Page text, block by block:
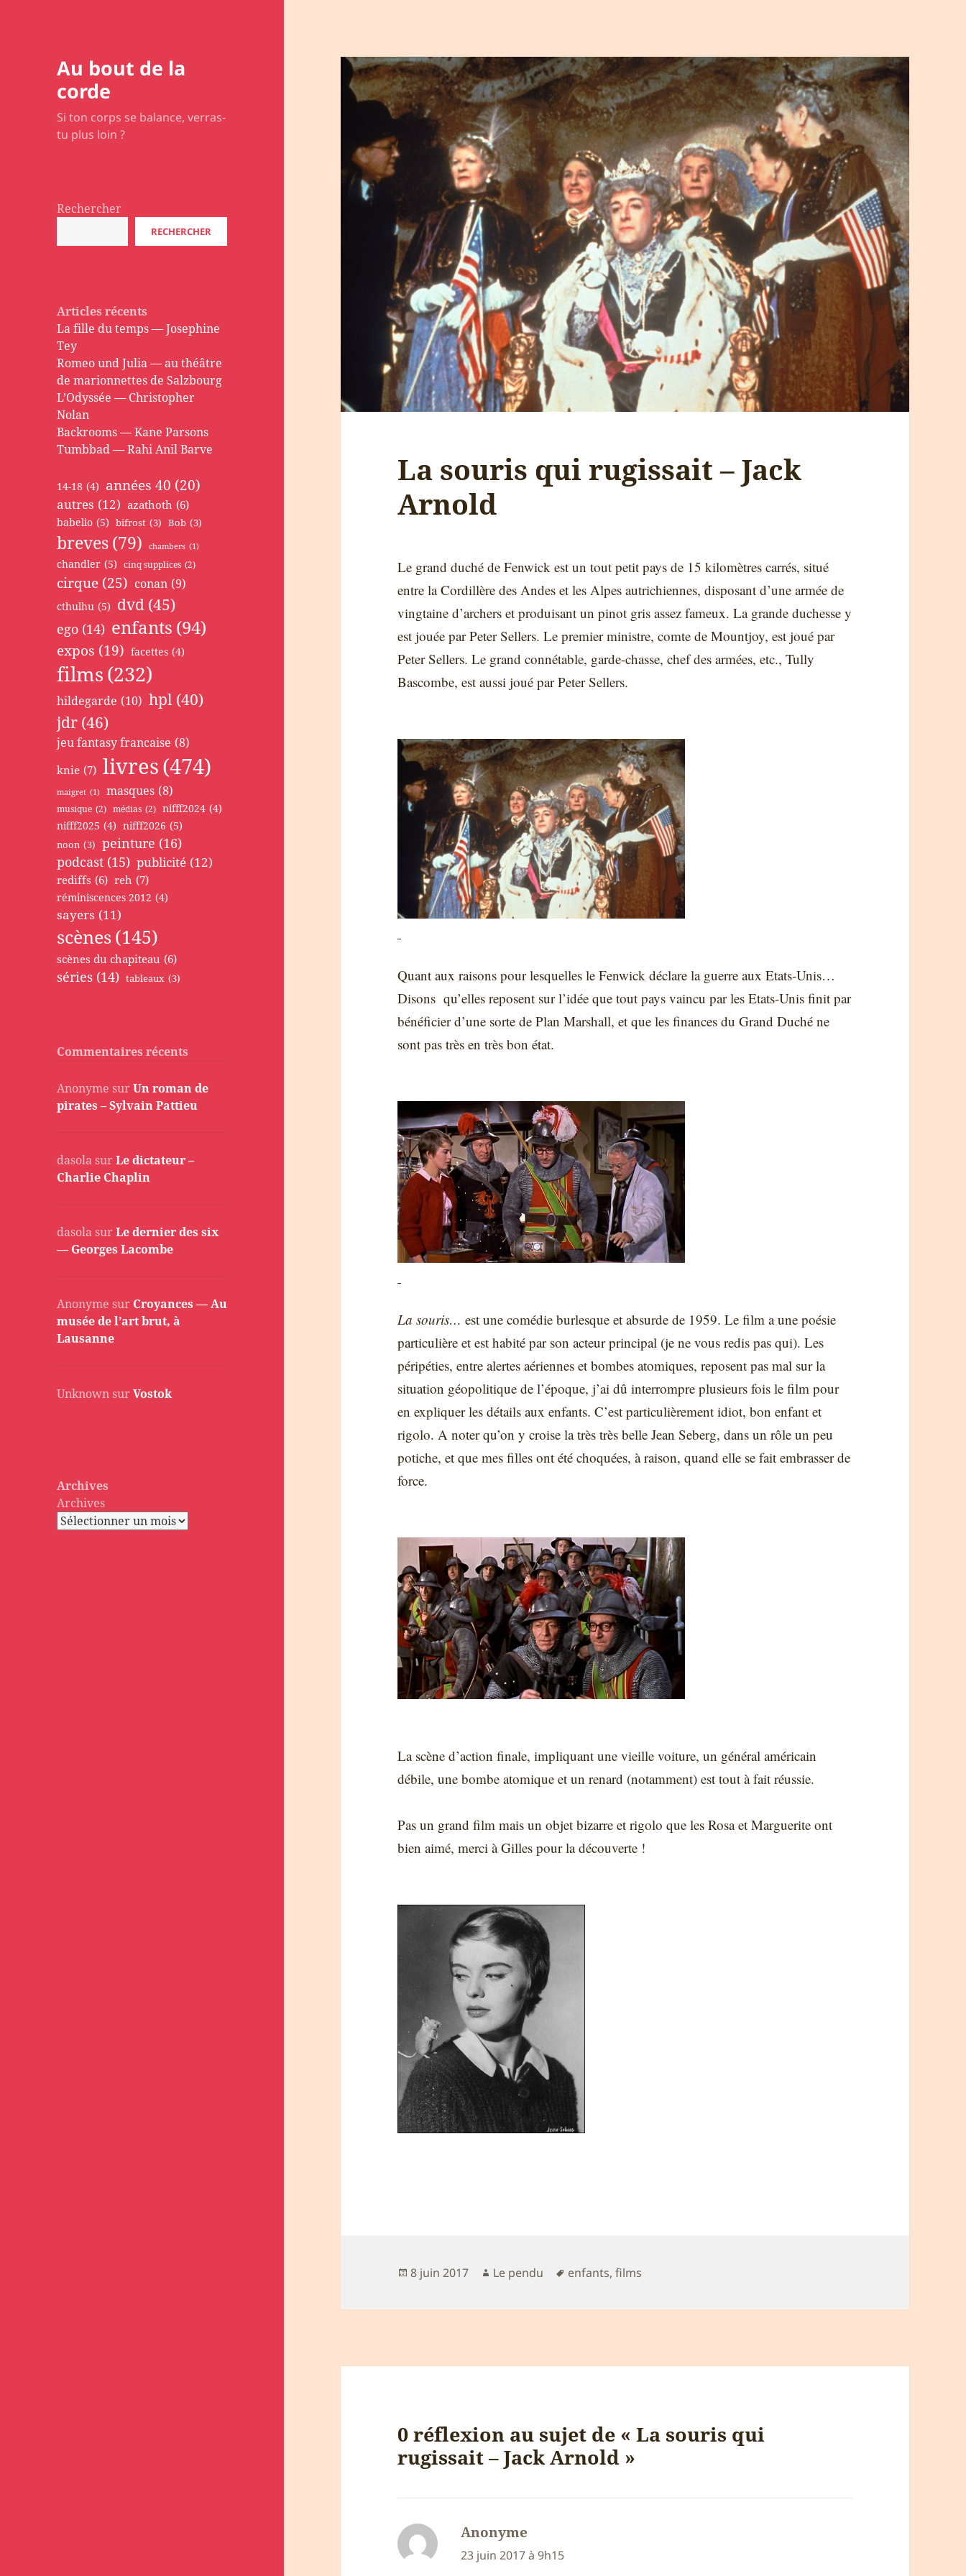
Au bout de la
corde
Si ton corps se balance, verras-
tu plus loin ?
Rechercher
RECHERCHER
Articles récents
La fille du temps — Josephine
Tey
Romeo und Julia — au théâtre
de marionnettes de Salzbourg
L’Odyssée — Christopher
Nolan
Backrooms — Kane Parsons
Tumbbad — Rahi Anil Barve
14-18 (4) années 40 (20)
autres (12) azathoth (6)
babelio (5) bifrost (3) Bob (3)
breves(79) chambers (1)
chandler (5) cinq supplices (2)
cirque (25) conan (9)
cthulhu (5) dvd (45)
ego (14) enfants (94)
expos (19) facettes (4)
films(232)
hildegarde (10) hpl (40)
jdr (46)
jeu fantasy francaise (8)
knie (7) livres(474)
maigret (1) masques (8)
musique (2) médias (2) nifff2024 (4)
nifff2025 (4) nifff2026 (5)
noon (3) peinture (16)
podcast (15) publicité (12)
rediffs (6) reh (7)
réminiscences 2012 (4)
sayers (11)
scènes(145)
scènes du chapiteau (6)
séries (14) tableaux (3)
Commentaires récents
Anonyme surUn roman de
pirates – Sylvain Pattieu
dasolasurLe dictateur –
Charlie Chaplin
dasolasurLe dernier des six
— Georges Lacombe
Anonyme sur Croyances — Au
musée de l’art brut, à
Lausanne
UnknownsurVostok
Archives
Archives
La souris qui rugissait – Jack
Arnold
Le grand duché de Fenwick est un tout petit pays de 15 kilomètres carrés, situé
entre la Cordillère des Andes et les Alpes autrichiennes, disposant d’une armée de
vingtaine d’archers et produisant un pinot gris assez fameux. La grande duchesse y
est jouée par Peter Sellers. Le premier ministre, comte de Mountjoy, est joué par
Peter Sellers. Le grand connétable, garde-chasse, chef des armées, etc., Tully
Bascombe, est aussi joué par Peter Sellers.
Quant aux raisons pour lesquelles le Fenwick déclare la guerre aux Etats-Unis…
Disons qu’elles reposent sur l’idée que tout pays vaincu par les Etats-Unis finit par
bénéficier d’une sorte de Plan Marshall, et que les finances du Grand Duché ne
sont pas très en très bon état.
La souris… est une comédie burlesque et absurde de 1959. Le film a une poésie
particulière et est habité par son acteur principal (je ne vous redis pas qui). Les
péripéties, entre alertes aériennes et bombes atomiques, reposent pas mal sur la
situation géopolitique de l’époque, j’ai dû interrompre plusieurs fois le film pour
en expliquer les détails aux enfants. C’est particulièrement idiot, bon enfant et
rigolo. A noter qu’on y croise la très très belle Jean Seberg, dans un rôle un peu
potiche, et que mes filles ont été choquées, à raison, quand elle se fait embrasser de
force.
La scène d’action finale, impliquant une vieille voiture, un général américain
débile, une bombe atomique et un renard (notamment) est tout à fait réussie.
Pas un grand film mais un objet bizarre et rigolo que les Rosa et Marguerite ont
bien aimé, merci à Gilles pour la découverte !
Publié
8 juin 2017 Auteur
Le pendu
Mots-
enfants,films
0 réflexion au sujet de « La souris qui
rugissait – Jack Arnold »
Anonyme
23 juin 2017 à 9h15